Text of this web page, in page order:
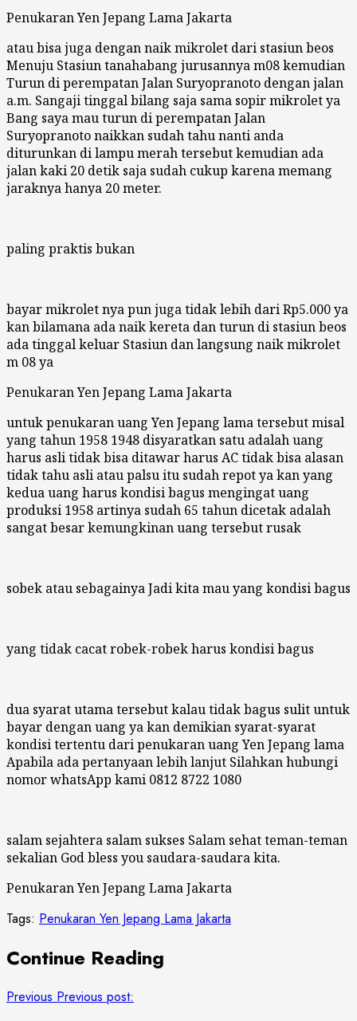
Penukaran Yen Jepang Lama Jakarta
atau bisa juga dengan naik mikrolet dari stasiun beos
Menuju Stasiun tanahabang jurusannya m08 kemudian
Turun di perempatan Jalan Suryopranoto dengan jalan
a.m. Sangaji tinggal bilang saja sama sopir mikrolet ya
Bang saya mau turun di perempatan Jalan
Suryopranoto naikkan sudah tahu nanti anda
diturunkan di lampu merah tersebut kemudian ada
jalan kaki 20 detik saja sudah cukup karena memang
jaraknya hanya 20 meter.
paling praktis bukan
bayar mikrolet nya pun juga tidak lebih dari Rp5.000 ya
kan bilamana ada naik kereta dan turun di stasiun beos
ada tinggal keluar Stasiun dan langsung naik mikrolet
m 08 ya
Penukaran Yen Jepang Lama Jakarta
untuk penukaran uang Yen Jepang lama tersebut misal
yang tahun 1958 1948 disyaratkan satu adalah uang
harus asli tidak bisa ditawar harus AC tidak bisa alasan
tidak tahu asli atau palsu itu sudah repot ya kan yang
kedua uang harus kondisi bagus mengingat uang
produksi 1958 artinya sudah 65 tahun dicetak adalah
sangat besar kemungkinan uang tersebut rusak
sobek atau sebagainya Jadi kita mau yang kondisi bagus
yang tidak cacat robek-robek harus kondisi bagus
dua syarat utama tersebut kalau tidak bagus sulit untuk
bayar dengan uang ya kan demikian syarat-syarat
kondisi tertentu dari penukaran uang Yen Jepang lama
Apabila ada pertanyaan lebih lanjut Silahkan hubungi
nomor whatsApp kami 0812 8722 1080
salam sejahtera salam sukses Salam sehat teman-teman
sekalian God bless you saudara-saudara kita.
Penukaran Yen Jepang Lama Jakarta
Tags: Penukaran Yen Jepang Lama Jakarta
Continue Reading
Previous Previous post: